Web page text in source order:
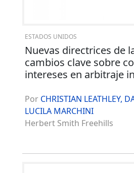
ESTADOS UNIDOS
Nuevas directrices de
cambios clave sobre
intereses en arbitraje
Por CHRISTIAN LEATHLEY,
LUCILA MARCHINI
Herbert Smith Freehills